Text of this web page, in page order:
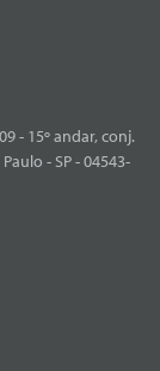
- 15º andar, conj.
- SP - 04543-